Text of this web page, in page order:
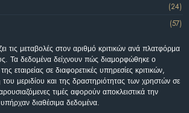
(24)
(57)
τις μεταβολές στον αριθμό κριτικών ανά πλατφόρμα
Τα δεδομένα δείχνουν πώς διαμορφώθηκε ο
εταιρείας σε διαφορετικές υπηρεσίες κριτικών,
του μεριδίου και της δραστηριότητας των χρηστών σε
τιμές αφορούν αποκλειστικά την
διαθέσιμα δεδομένα.